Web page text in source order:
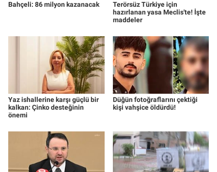
Bahçeli: 86 milyon kazanacak
Terörsüz Türkiye için
hazırlanan yasa Meclis'te! İşte
maddeler
Yaz ishallerine karşı güçlü bir
kalkan: Çinko desteğinin
önemi
Düğün fotoğraflarını çektiği
kişi vahşice öldürdü!